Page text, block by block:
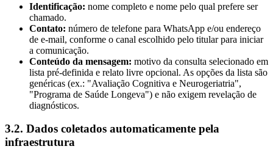
Identificação: nome completo e nome pelo qual prefere ser
chamado.
Contato: número de telefone para WhatsApp e/ou endereço
de e-mail, conforme o canal escolhido pelo titular para iniciar
a comunicação.
Conteúdo da mensagem: motivo da consulta selecionado em
lista pré-definida e relato livre opcional. As opções da lista são
genéricas (ex.: "Avaliação Cognitiva e Neurogeriatria",
"Programa de Saúde Longeva") e não exigem revelação de
diagnósticos.
3.2. Dados coletados automaticamente pela
infraestrutura